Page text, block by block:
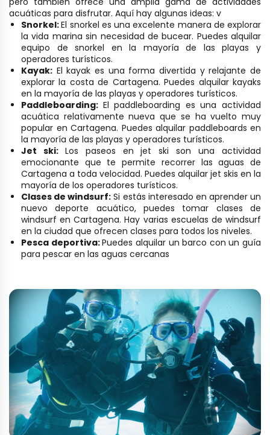
acuáticas para disfrutar. Aquí hay algunas ideas: v
Snorkel:El snorkel es una excelente manera de explorar
la vida marina sin necesidad de bucear. Puedes alquilar
equipo de snorkel en la mayoría de las playas y
operadores turísticos.
Kayak: El kayak es una forma divertida y relajante de
explorar la costa de Cartagena. Puedes alquilar kayaks
en la mayoría de las playas y operadores turísticos.
Paddleboarding: El paddleboarding es una actividad
acuática relativamente nueva que se ha vuelto muy
popular en Cartagena. Puedes alquilar paddleboards en
la mayoría de las playas y operadores turísticos.
Jet ski: Los paseos en jet ski son una actividad
emocionante que te permite recorrer las aguas de
Cartagena a toda velocidad. Puedes alquilar jet skis en la
mayoría de los operadores turísticos.
Clases de windsurf: Si estás interesado en aprender un
nuevo deporte acuático, puedes tomar clases de
windsurf en Cartagena. Hay varias escuelas de windsurf
en la ciudad que ofrecen clases para todos los niveles.
Pesca deportiva:Puedes alquilar un barco con un guía
para pescar en las aguas cercanas